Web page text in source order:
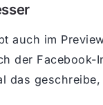
auch im
der